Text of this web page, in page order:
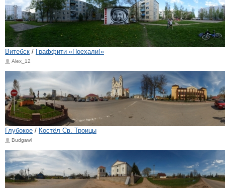
Витебск / Граффити «Поехали!»
Alex_12
Глубокое / Костёл Св. Троицы
Budgawl